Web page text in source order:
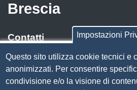
Brescia
Contatti
Via Luigi Einaudi, 23, 25121
Tel. 030 37251
PEC
Impostazioni
Questo sito utilizza cookie tecnici e
anonimizzati. Per consentire
condivisione e/o la visione di